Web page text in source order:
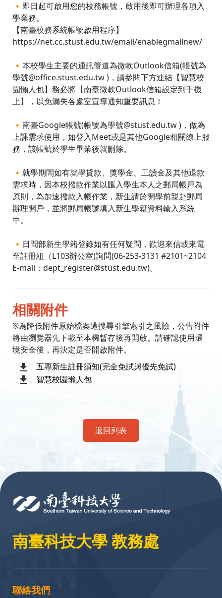
🔸即日起可啟用您的校務帳號，啟用後即可辦理各項入
學業務。
【南臺校務系統帳號啟用程序】
https://net.cc.stust.edu.tw/email/enablegmailnew/
🔸本校學生主要的通訊管道為微軟Outlook信箱(帳號為
學號@office.stust.edu.tw )，請參閱下方連結【智慧校
園懶人包】務必將【南臺微軟Outlook信箱設定到手機
上】，以免漏失各處室宣導通知重要訊息！
🔸南臺Google帳號(帳號為學號@stust.edu.tw )，做為
上課需求使用，如登入Meet或是其他Google相關線上服
務，該帳號於學生畢業後就刪除。
🔸就學期間如有就學貸款、獎學金、工讀金及其他退款
需求時，因本校撥款作業以匯入學生本人之郵局帳戶為
原則，為加速撥款入帳作業，新生請於開學前親赴郵局
辦理開戶，並將郵局帳號填入新生學籍資料輸入系統
中。
🔸日間部新生學籍登錄如有任何疑問，歡迎來信或來電
至註冊組（L103辦公室)詢問(06-253-3131 #2101~2104
E-mail：dept_register@stust.edu.tw)。
相關附件
※為降低附件原始檔案遭搜尋引擎索引之風險，公告附件
將由瀏覽器先下載至本機暫存後再開啟。請確認使用環
境安全後，再決定是否開啟附件。
五專新生註冊須知(完全免試與優先免試)
智慧校園懶人包
返回列表
南臺科技大學 教務處
聯絡我們